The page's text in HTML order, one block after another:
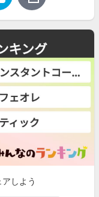
しよう